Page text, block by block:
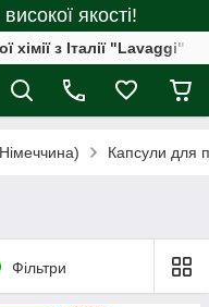
якості!
хімії з Італії "Lavaggi"
Капсули для
Фільтри